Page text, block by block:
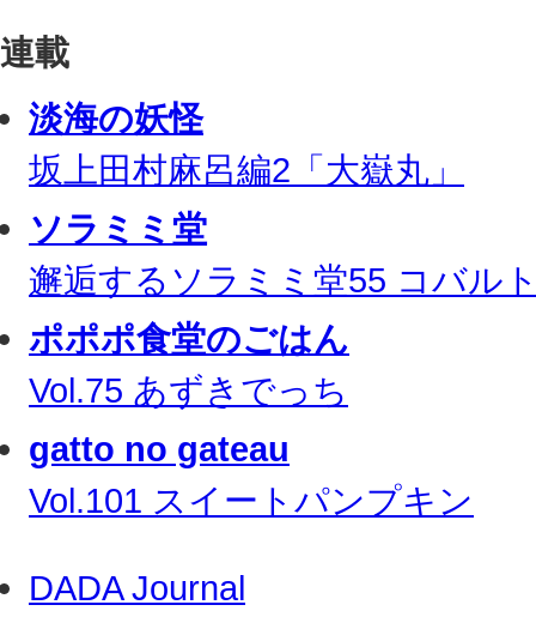
連載
淡海の妖怪
坂上田村麻呂編2「大嶽丸」
ソラミミ堂
邂逅するソラミミ堂55 コバル
ポポポ食堂のごはん
Vol.75 あずきでっち
gatto no gateau
Vol.101 スイートパンプキン
DADA Journal